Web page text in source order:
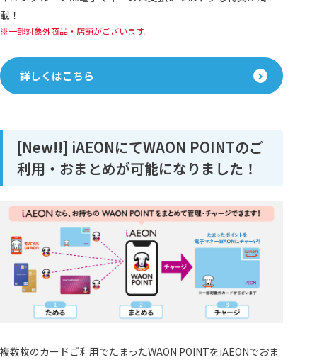
載！
一部対象外商品・店舗がございます。
詳しくはこちら
[New!!] iAEONにてWAON POINTのご
利用・おまとめが可能になりました！
複数枚のカードご利用でたまったWAON POINTをiAEONでおま